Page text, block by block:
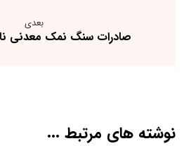
بعدی
صادرات سنگ نمک معدنی
نوشته های مرتبط ...